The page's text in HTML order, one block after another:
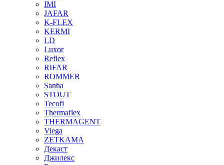
IMI
JAFAR
K-FLEX
KERMI
LD
Luxor
Reflex
RIFAR
ROMMER
Sanha
STOUT
Tecofi
Thermaflex
THERMAGENT
Viega
ZETKAMA
Декаст
Джилекс